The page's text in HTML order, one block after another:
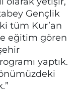
Gençlik
tüm Kur’an
eğitim gören
yaptık.